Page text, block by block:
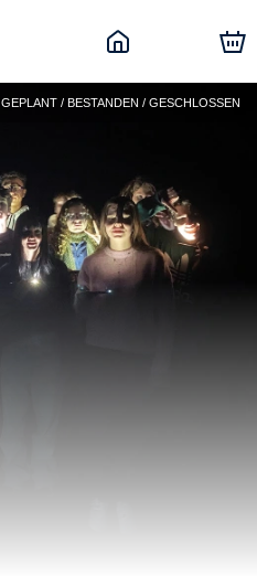
GEPLANT / BESTANDEN / GESCHLOSSEN